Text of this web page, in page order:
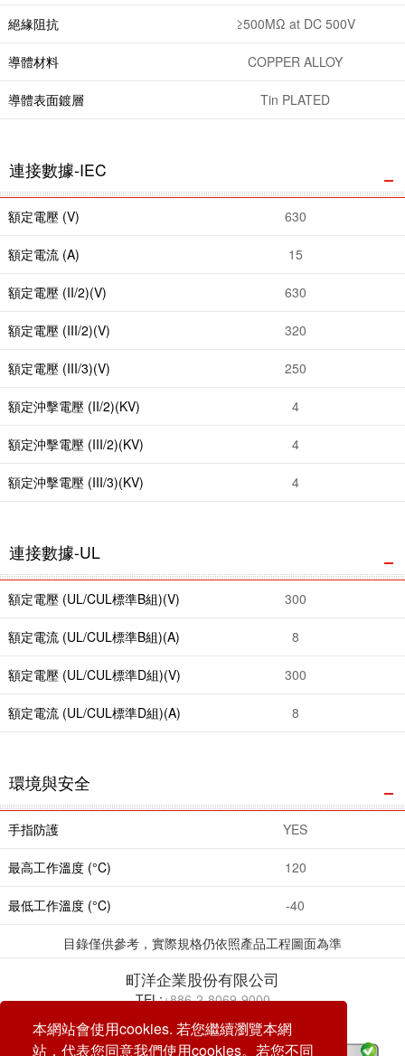
本網站會使用cookies. 若您繼續瀏覽本網
站，代表您同意我們使用cookies。若您不同
絕緣阻抗 ≥500MΩ at DC 500V
導體材料 COPPER ALLOY
導體表面鍍層 Tin PLATED
連接數據-IEC
額定電壓 (V) 630
額定電流 (A) 15
額定電壓 (II/2)(V) 630
額定電壓 (III/2)(V) 320
額定電壓 (III/3)(V) 250
額定沖擊電壓 (II/2)(KV) 4
額定沖擊電壓 (III/2)(KV) 4
額定沖擊電壓 (III/3)(KV) 4
連接數據-UL
額定電壓 (UL/CUL標準B組)(V) 300
額定電流 (UL/CUL標準B組)(A) 8
額定電壓 (UL/CUL標準D組)(V) 300
額定電流 (UL/CUL標準D組)(A) 8
環境與安全
手指防護 YES
最高工作溫度 (°C) 120
最低工作溫度 (°C) -40
目錄僅供參考，實際規格仍依照產品工程圖面為準
町洋企業股份有限公司
TEL:+886-2-8069-9000
service@dinkle.com